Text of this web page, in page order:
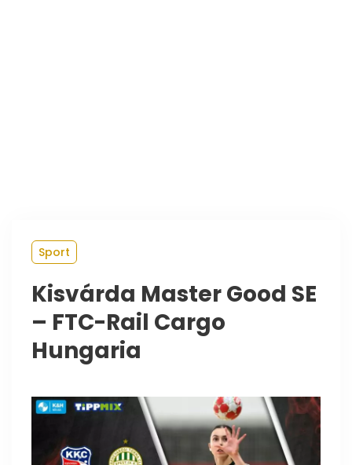
Sport
Kisvárda Master Good SE
– FTC-Rail Cargo
Hungaria